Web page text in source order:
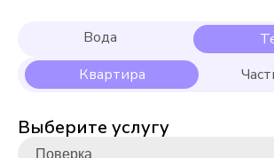
Выберите услугу